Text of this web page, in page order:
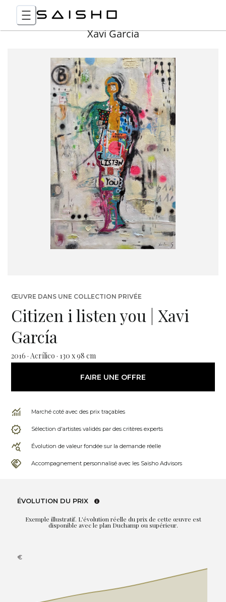
Xavi Garcia
ŒUVRE DANS UNE COLLECTION PRIVÉE
Citizen i listen you | Xavi
García
2016 · Acrílico · 130 x 98 cm
FAIRE UNE OFFRE
Marché coté avec des prix traçables
Sélection d'artistes validés par des critères experts
Évolution de valeur fondée sur la demande réelle
Accompagnement personnalisé avec les Saisho Advisors
ÉVOLUTION DU PRIX
Exemple illustratif. L'évolution réelle du prix de cette œuvre est
disponible avec le plan Duchamp ou supérieur.